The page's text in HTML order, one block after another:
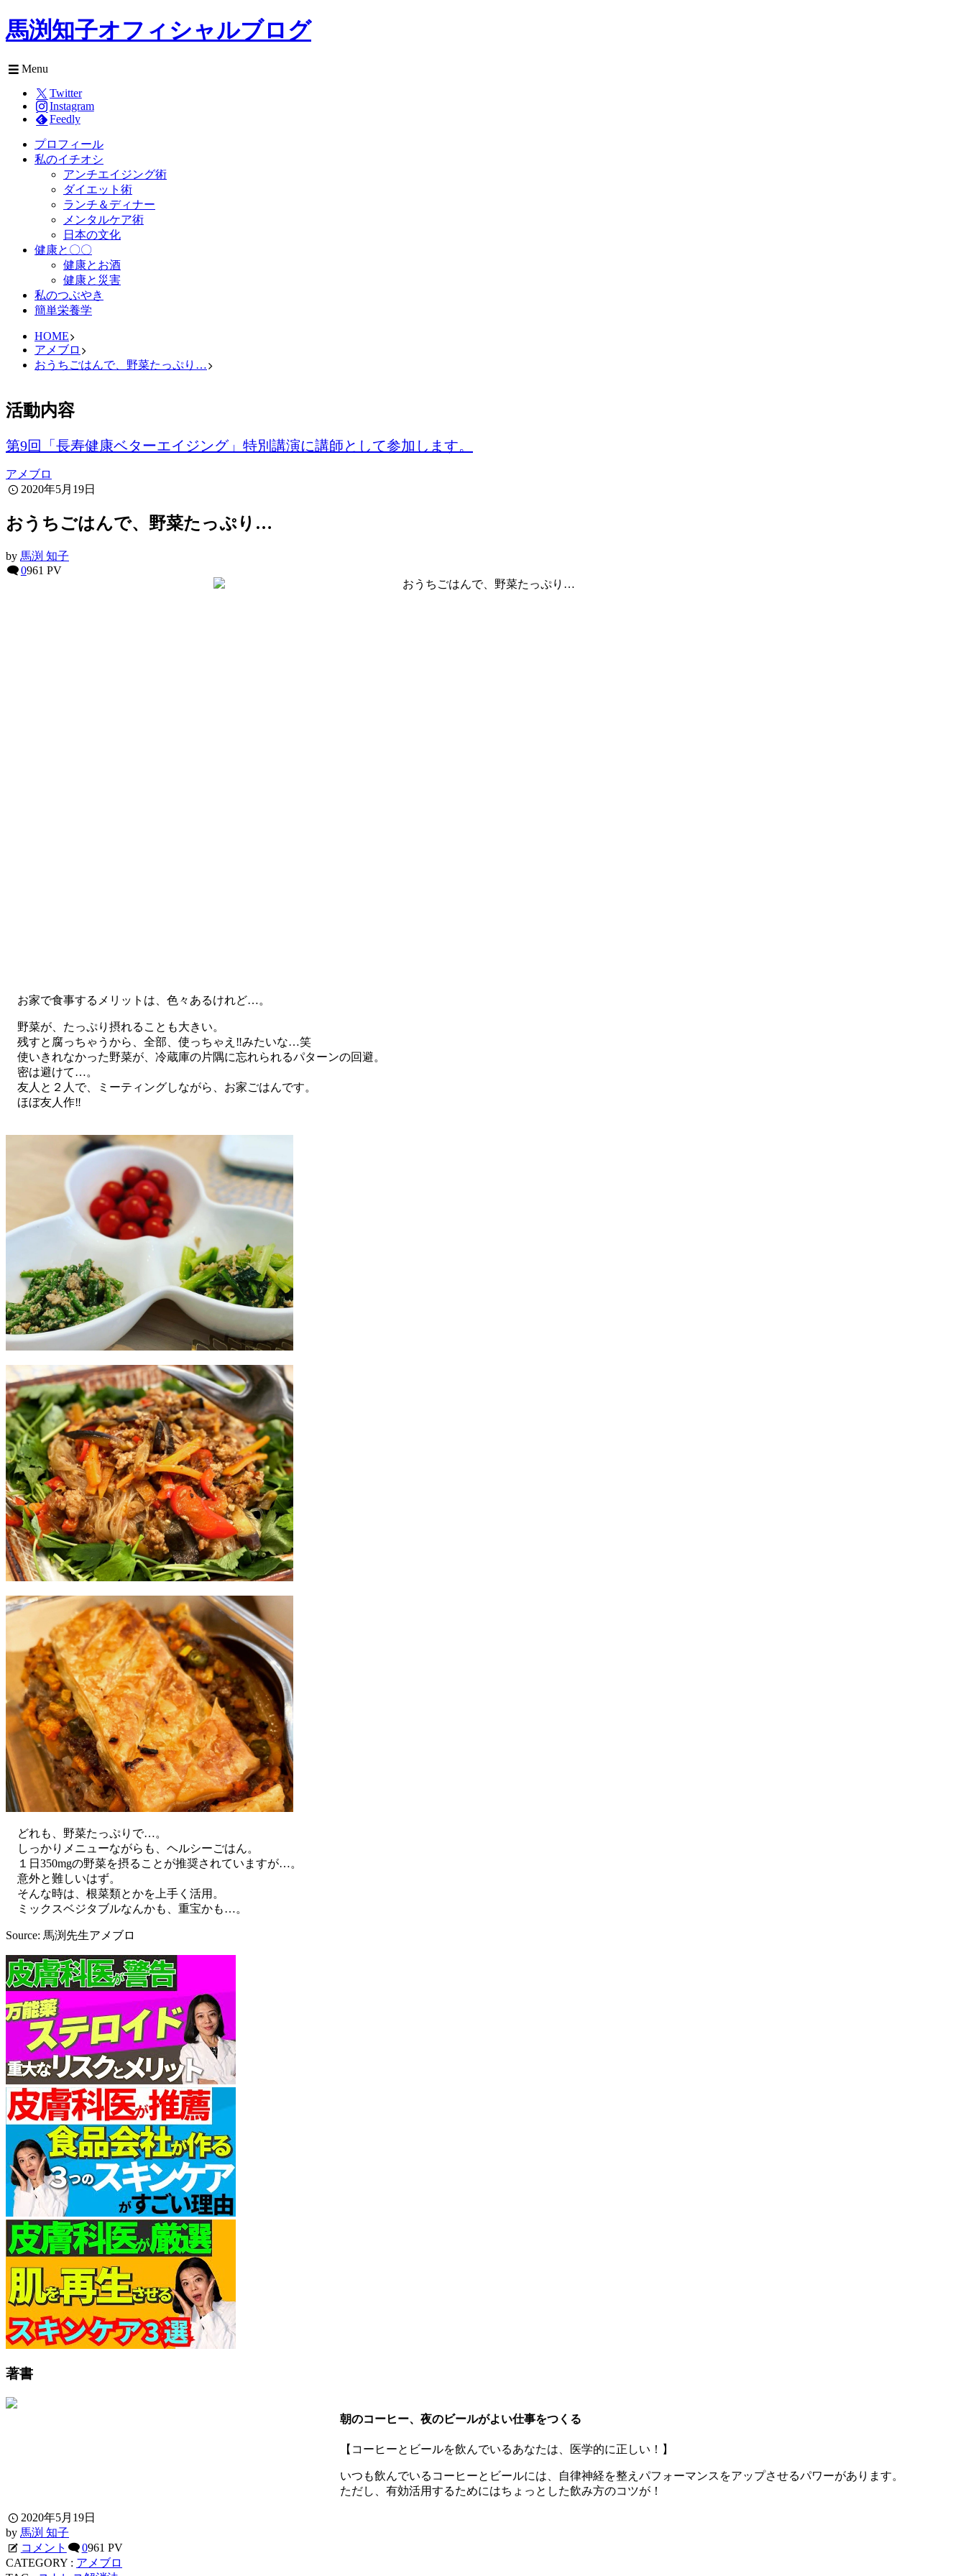
馬渕知子オフィシャルブログ
Menu
Twitter
Instagram
Feedly
プロフィール
私のイチオシ
アンチエイジング術
ダイエット術
ランチ＆ディナー
メンタルケア術
日本の文化
健康と〇〇
健康とお酒
健康と災害
私のつぶやき
簡単栄養学
HOME
アメブロ
おうちごはんで、野菜たっぷり…
活動内容
第9回「長寿健康ベターエイジング」特別講演に講師として参加します。
アメブロ
2020年5月19日
おうちごはんで、野菜たっぷり…
by 馬渕 知子
0961 PV
お家で食事するメリットは、色々あるけれど…。
野菜が、たっぷり摂れることも大きい。
残すと腐っちゃうから、全部、使っちゃえ‼︎みたいな…笑
使いきれなかった野菜が、冷蔵庫の片隅に忘れられるパターンの回避。
密は避けて…。
友人と２人で、ミーティングしながら、お家ごはんです。
ほぼ友人作‼︎
どれも、野菜たっぷりで…。
しっかりメニューながらも、ヘルシーごはん。
１日350mgの野菜を摂ることが推奨されていますが…。
意外と難しいはず。
そんな時は、根菜類とかを上手く活用。
ミックスベジタブルなんかも、重宝かも…。
Source: 馬渕先生アメブロ
著書
朝のコーヒー、夜のビールがよい仕事をつくる
【コーヒーとビールを飲んでいるあなたは、医学的に正しい！】
いつも飲んでいるコーヒーとビールには、自律神経を整えパフォーマンスをアップさせるパワーがあります。
ただし、有効活用するためにはちょっとした飲み方のコツが！
2020年5月19日
by 馬渕 知子
コメント
0961 PV
CATEGORY : アメブロ